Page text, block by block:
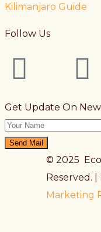
Kilimanjaro Guide
Follow Us
Get Update On
Send Mail
© 2025
Reserved. |
Marketing